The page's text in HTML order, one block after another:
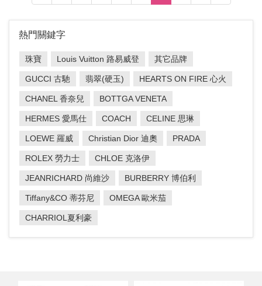
熱門關鍵字
珠寶 Louis Vuitton 路易威登 其它品牌
GUCCI 古馳 翡翠(硬玉) HEARTS ON FIRE 心火
CHANEL 香奈兒 BOTTGA VENETA
HERMES 愛馬仕 COACH CELINE 思琳
LOEWE 羅威 Christian Dior 迪奧 PRADA
ROLEX 勞力士 CHLOE 克洛伊
JEANRICHARD 尚維沙 BURBERRY 博伯利
Tiffany&CO 蒂芬尼 OMEGA 歐米茄
CHARRIOL夏利豪